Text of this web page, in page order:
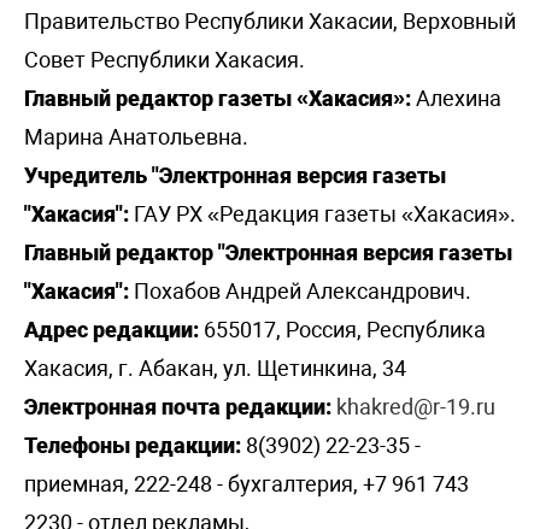
Правительство Республики Хакасии, Верховный
Совет Республики Хакасия.
Главный редактор газеты «Хакасия»:Алехина
Марина Анатольевна.
Учредитель "Электронная версия газеты
"Хакасия": ГАУ РХ «Редакция газеты «Хакасия».
Главный редактор "Электронная версия газеты
"Хакасия": Похабов Андрей Александрович.
Адрес редакции: 655017, Россия, Республика
Хакасия, г. Абакан, ул. Щетинкина, 34
Электронная почта редакции: khakred@r-19.ru
Телефоны редакции: 8(3902) 22-23-35 -
приемная, 222-248 - бухгалтерия, +7 961 743
2230 - отдел рекламы,